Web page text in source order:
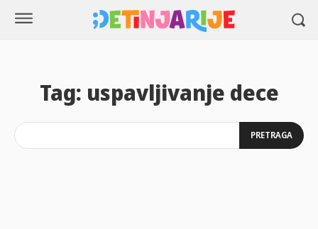
Tag: uspavljivanje dece
PRETRAGA